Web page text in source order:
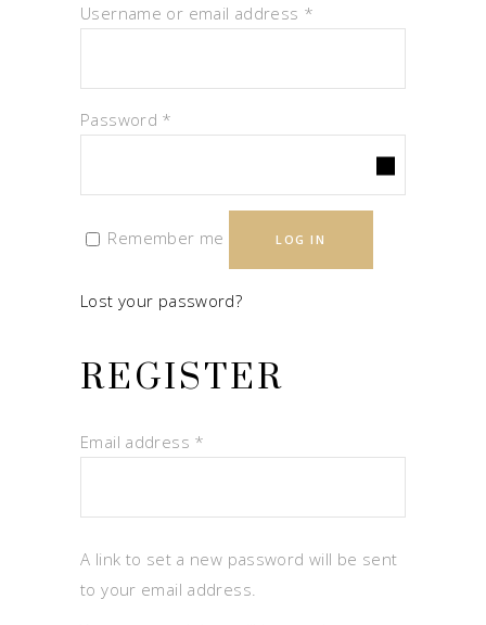
Username or email address *
Password *
Remember me LOG IN
Lost your password?
REGISTER
Email address *
A link to set a new password will be sent
to your email address.